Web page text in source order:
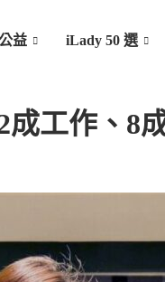
益 iLady 50 選
成工作、8